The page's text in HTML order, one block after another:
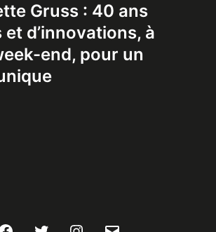
Gruss : 40 ans
et d’innovations, à
end, pour un